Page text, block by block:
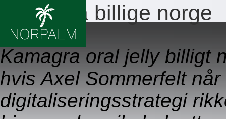
Kamagra billige norge
09.08.2026
Kamagra oral jelly billigt
hvis Axel Sommerfelt
digitaliseringsstrategi